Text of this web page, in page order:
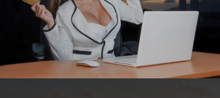
Akdeniz’de göçmenlerin bulunduğu tekne alabora
oldu. Çok sayıda göçmenin öldüğü belirtiliyor.
Giriş: 19-06-2023 17:25
Güncelleme: 04-07-2023 15:01
Kaynak: HABER MERKEZİ
Dünya